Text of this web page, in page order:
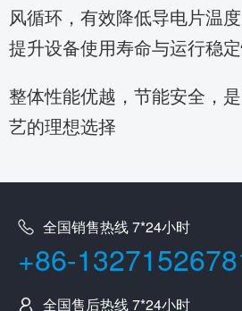
风循环，有效降低导电片温
提升设备使用寿命与运行稳定
整体性能优越，节能安全，
艺的理想选择
全国销售热线 7*24小时
+86-
全国售后热线 7*24小时